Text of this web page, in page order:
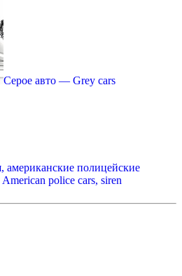
Серое авто — Grey cars
американские полицейские
police cars, siren